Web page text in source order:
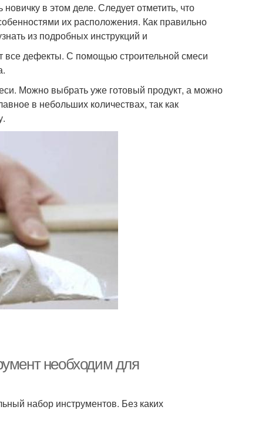
в этом деле. Следует отметить, что
их расположения. Как правильно
из подробных инструкций и
все дефекты. С помощью строительной смеси
Можно выбрать уже готовый продукт, а можно
в небольших количествах, так как
необходим для
набор инструментов. Без каких